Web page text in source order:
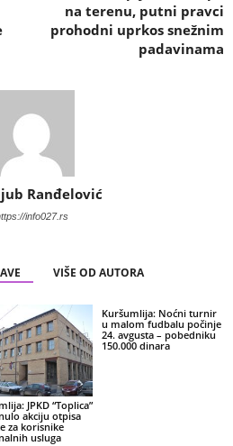
na terenu, putni pravci
prohodni uprkos snežnim
padavinama
Ranđelović
info027.rs
VIŠE OD AUTORA
JPKD “Toplica”
akciju otpisa
za korisnike
usluga
Kuršumlija: Noćni turnir
u malom fudbalu počinje
24. avgusta – pobedniku
150.000 dinara